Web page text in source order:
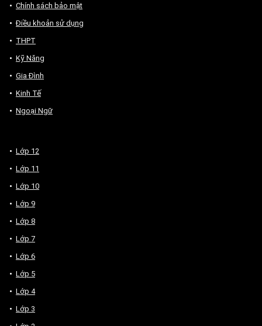
Chính sách bảo mật
Điều khoản sử dụng
THPT
Kỹ Năng
Gia Đình
Kinh Tế
Ngoại Ngữ
Lớp 12
Lớp 11
Lớp 10
Lớp 9
Lớp 8
Lớp 7
Lớp 6
Lớp 5
Lớp 4
Lớp 3